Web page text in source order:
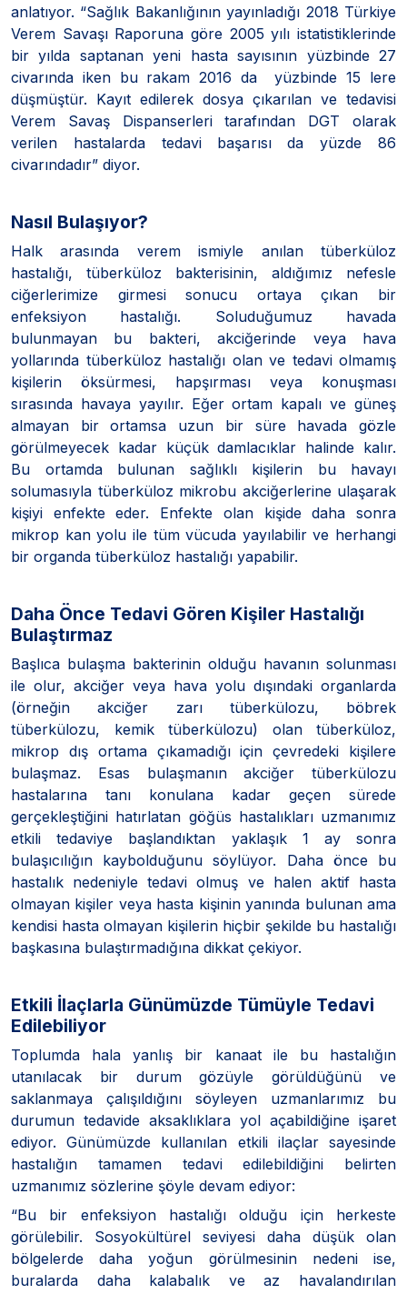
anlatıyor. “Sağlık Bakanlığının yayınladığı 2018 Türkiye
Verem Savaşı Raporuna göre 2005 yılı istatistiklerinde
bir yılda saptanan yeni hasta sayısının yüzbinde 27
civarında iken bu rakam 2016 da yüzbinde 15 lere
düşmüştür. Kayıt edilerek dosya çıkarılan ve tedavisi
Verem Savaş Dispanserleri tarafından DGT olarak
verilen hastalarda tedavi başarısı da yüzde 86
civarındadır” diyor.
Nasıl Bulaşıyor?
Halk arasında verem ismiyle anılan tüberküloz
hastalığı, tüberküloz bakterisinin, aldığımız nefesle
ciğerlerimize girmesi sonucu ortaya çıkan bir
enfeksiyon hastalığı. Soluduğumuz havada
bulunmayan bu bakteri, akciğerinde veya hava
yollarında tüberküloz hastalığı olan ve tedavi olmamış
kişilerin öksürmesi, hapşırması veya konuşması
sırasında havaya yayılır. Eğer ortam kapalı ve güneş
almayan bir ortamsa uzun bir süre havada gözle
görülmeyecek kadar küçük damlacıklar halinde kalır.
Bu ortamda bulunan sağlıklı kişilerin bu havayı
solumasıyla tüberküloz mikrobu akciğerlerine ulaşarak
kişiyi enfekte eder. Enfekte olan kişide daha sonra
mikrop kan yolu ile tüm vücuda yayılabilir ve herhangi
bir organda tüberküloz hastalığı yapabilir.
Daha Önce Tedavi Gören Kişiler Hastalığı
Bulaştırmaz
Başlıca bulaşma bakterinin olduğu havanın solunması
ile olur, akciğer veya hava yolu dışındaki organlarda
(örneğin akciğer zarı tüberkülozu, böbrek
tüberkülozu, kemik tüberkülozu) olan tüberküloz,
mikrop dış ortama çıkamadığı için çevredeki kişilere
bulaşmaz. Esas bulaşmanın akciğer tüberkülozu
hastalarına tanı konulana kadar geçen sürede
gerçekleştiğini hatırlatan göğüs hastalıkları uzmanımız
etkili tedaviye başlandıktan yaklaşık 1 ay sonra
bulaşıcılığın kaybolduğunu söylüyor. Daha önce bu
hastalık nedeniyle tedavi olmuş ve halen aktif hasta
olmayan kişiler veya hasta kişinin yanında bulunan ama
kendisi hasta olmayan kişilerin hiçbir şekilde bu hastalığı
başkasına bulaştırmadığına dikkat çekiyor.
Etkili İlaçlarla Günümüzde Tümüyle Tedavi
Edilebiliyor
Toplumda hala yanlış bir kanaat ile bu hastalığın
utanılacak bir durum gözüyle görüldüğünü ve
saklanmaya çalışıldığını söyleyen uzmanlarımız bu
durumun tedavide aksaklıklara yol açabildiğine işaret
ediyor. Günümüzde kullanılan etkili ilaçlar sayesinde
hastalığın tamamen tedavi edilebildiğini belirten
uzmanımız sözlerine şöyle devam ediyor:
“Bu bir enfeksiyon hastalığı olduğu için herkeste
görülebilir. Sosyokültürel seviyesi daha düşük olan
bölgelerde daha yoğun görülmesinin nedeni ise,
buralarda daha kalabalık ve az havalandırılan